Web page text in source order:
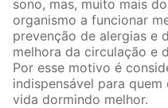
sono, mas, muito mais
organismo a funcionar
prevenção de alergias e
melhora da circulação e
Por esse motivo é
indispensável para
vida dormindo melhor.